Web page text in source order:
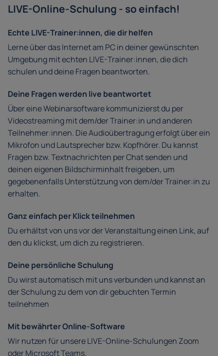
LIVE-Online-Schulung - so einfach!
Echte LIVE-Trainer:innen, die dir helfen
Lerne über das Internet am PC in deiner gewünschten
Umgebung mit echten LIVE-Trainer:innen, die dich
schulen und deine Fragen beantworten.
Deine Fragen werden live beantwortet
Über eine Webinarsoftware kommunizierst du per
Videostreaming mit dem/der Trainer:in und anderen
Teilnehmer:innen. Die Audioübertragung erfolgt über ein
Mikrofon und Lautsprecher bzw. Kopfhörer. Du kannst
Fragen bzw. Textnachrichten per Chat senden und
deinen eigenen Bildschirminhalt freigeben, um
gegebenenfalls Unterstützung von dem/der Trainer:in zu
erhalten.
Ganz einfach per Klick teilnehmen
Du erhältst von uns vor der Veranstaltung einen Link, auf
den du klickst, um dich zu registrieren.
Deine persönliche Schulung
Du wirst automatisch mit uns verbunden und kannst an
der Schulung zu dem von dir gebuchten Termin
teilnehmen
Mit bewährter Online-Software
Wir nutzen für unsere LIVE-Online-Schulungen Zoom
oder Microsoft Teams.